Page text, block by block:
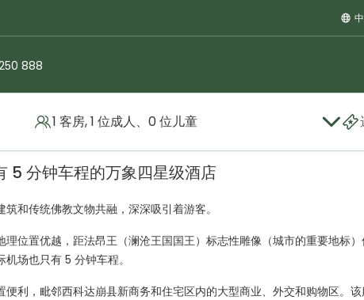
1 客房, 1 位成人、0 位儿童
888
5 分钟车程的万象四星级酒店
和传统佛教文物共融，深深吸引着游客。
位置优越，距法昂王（澜沧王国国王）标志性雕像（城市的重要地标
场也只有 5 分钟车程。
利，毗邻西科达崩县新商务和住宅区内的大型商业、外交和购物区。该